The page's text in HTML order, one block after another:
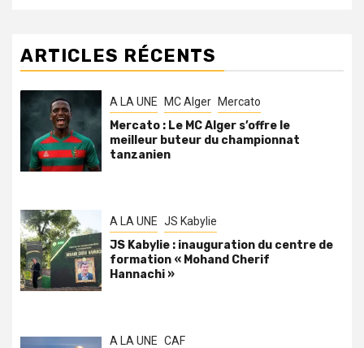
ARTICLES RÉCENTS
A LA UNE MC Alger Mercato
Mercato : Le MC Alger s’offre le
meilleur buteur du championnat
tanzanien
A LA UNE JS Kabylie
JS Kabylie : inauguration du centre de
formation « Mohand Cherif
Hannachi »
A LA UNE CAF